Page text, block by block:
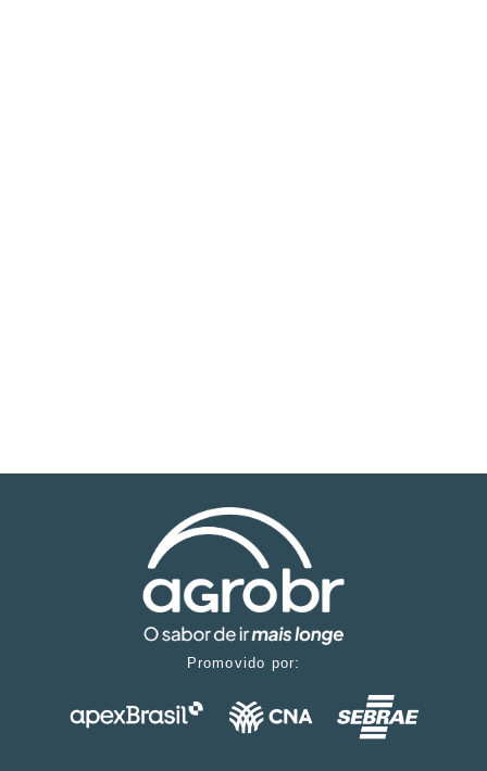
Promovido por: